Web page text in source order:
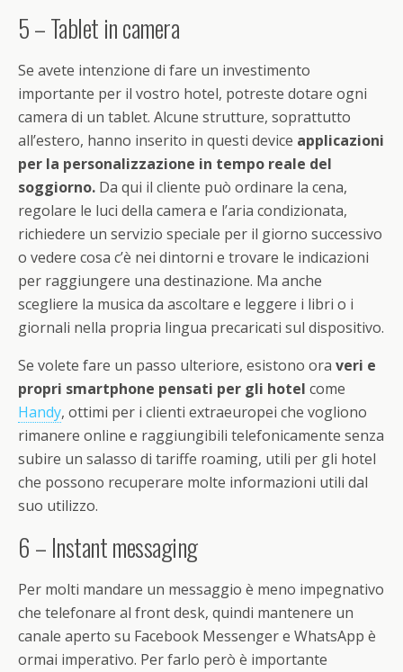
5 – Tablet in camera
Se avete intenzione di fare un investimento
importante per il vostro hotel, potreste dotare ogni
camera di un tablet. Alcune strutture, soprattutto
all’estero, hanno inserito in questi device applicazioni
per la personalizzazione in tempo reale del
soggiorno. Da qui il cliente può ordinare la cena,
regolare le luci della camera e l’aria condizionata,
richiedere un servizio speciale per il giorno successivo
o vedere cosa c’è nei dintorni e trovare le indicazioni
per raggiungere una destinazione. Ma anche
scegliere la musica da ascoltare e leggere i libri o i
giornali nella propria lingua precaricati sul dispositivo.
Se volete fare un passo ulteriore, esistono ora veri e
propri smartphone pensati per gli hotel come
Handy, ottimi per i clienti extraeuropei che vogliono
rimanere online e raggiungibili telefonicamente senza
subire un salasso di tariffe roaming, utili per gli hotel
che possono recuperare molte informazioni utili dal
suo utilizzo.
6 – Instant messaging
Per molti mandare un messaggio è meno impegnativo
che telefonare al front desk, quindi mantenere un
canale aperto su Facebook Messenger e WhatsApp è
ormai imperativo. Per farlo però è importante